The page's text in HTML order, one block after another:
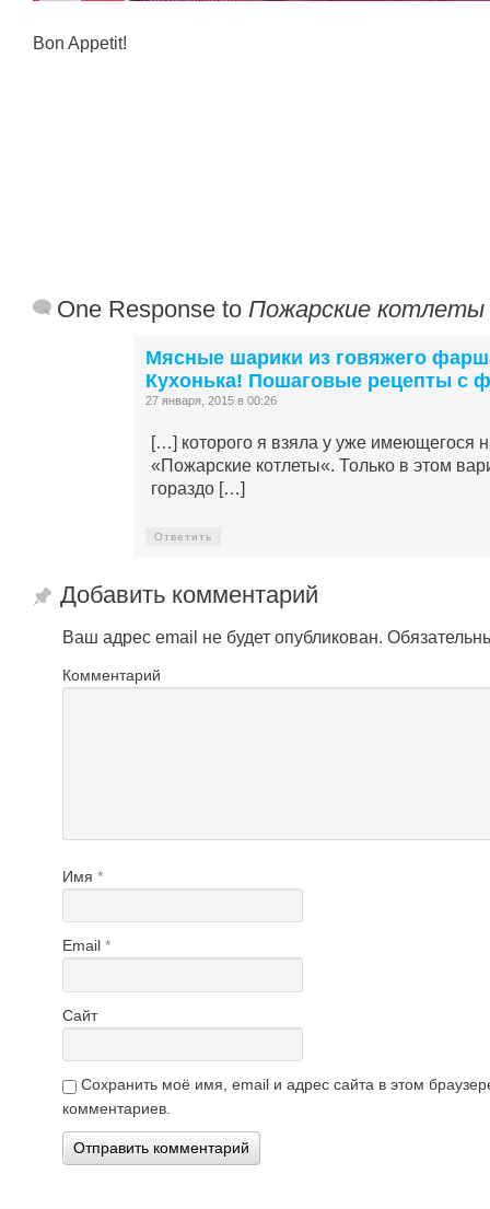
Bon Appetit!
One Response to Пожарские котлеты
Мясные шарики из говяжего
Кухонька! Пошаговые рецепты с
27 января, 2015 в 00:26
[…] которого я взяла у уже имеющегося
«Пожарские котлеты«. Только в этом
гораздо […]
Ответить
Добавить комментарий
Ваш адрес email не будет опубликован.
Комментарий
Имя *
Email *
Сайт
Сохранить моё имя, email и адрес сайта в этом
комментариев.